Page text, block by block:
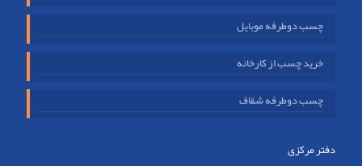
چسب دوطرفه موبایل
خرید چسب از کارخانه
چسب دوطرفه شفاف
دفتر مرکزی